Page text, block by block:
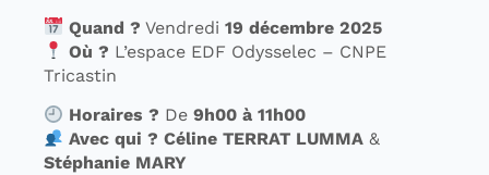
Quand ? Vendredi19 décembre 2025
Où ? L’espace EDF Odysselec – CNPE
Tricastin
Horaires ? De9h00 à 11h00
Avec qui ? Céline TERRAT LUMMA &
Stéphanie MARY